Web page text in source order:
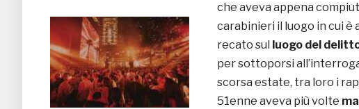
che aveva appena
carabinieri il luogo in cui è
recato sul luogo del
per sottoporsi
scorsa estate, tra loro i
51enne aveva più volte